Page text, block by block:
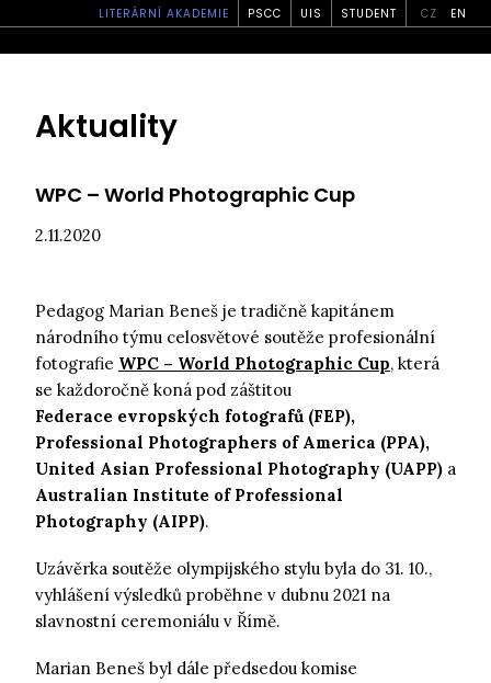
LITERÁRNÍ AKADEMIE PSCC UIS STUDENT CZ EN
Aktuality
WPC – World Photographic Cup
2.11.2020
Pedagog Marian Beneš je tradičně kapitánem
národního týmu celosvětové soutěže profesionální
fotografie WPC – World Photographic Cup, která
se každoročně koná pod záštitou
Federace evropských fotografů (FEP),
Professional Photographers of America (PPA),
United Asian Professional Photography (UAPP) a
Australian Institute of Professional
Photography (AIPP).
Uzávěrka soutěže olympijského stylu byla do 31. 10.,
vyhlášení výsledků proběhne v dubnu 2021 na
slavnostní ceremoniálu v Římě.
Marian Beneš byl dále předsedou komise